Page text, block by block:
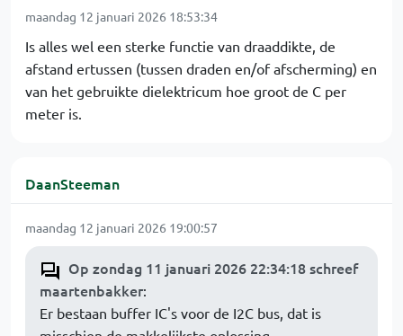
maandag 12 januari 2026 18:53:34
Is alles wel een sterke functie van draaddikte, de
afstand ertussen (tussen draden en/of afscherming) en
van het gebruikte dielektricum hoe groot de C per
meter is.
DaanSteeman
maandag 12 januari 2026 19:00:57
Op zondag 11 januari 2026 22:34:18 schreef
maartenbakker:
Er bestaan buffer IC's voor de I2C bus, dat is